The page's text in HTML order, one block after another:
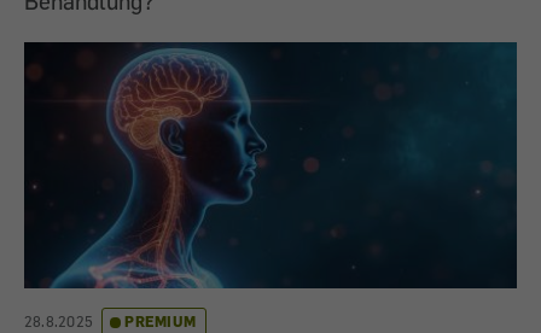
28.8.2025 PREMIUM